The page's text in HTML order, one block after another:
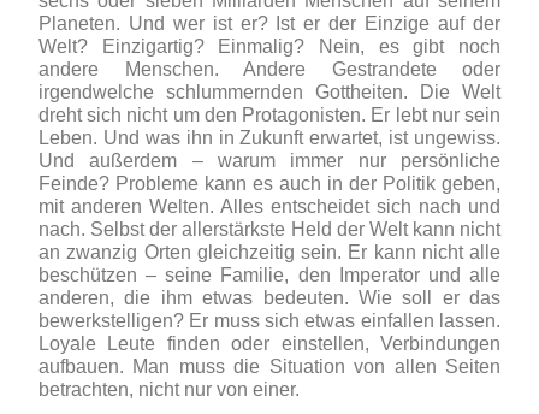
Planeten. Und wer ist er? Ist er der Einzige auf der
Welt? Einzigartig? Einmalig? Nein, es gibt noch
andere Menschen. Andere Gestrandete oder
irgendwelche schlummernden Gottheiten. Die Welt
dreht sich nicht um den Protagonisten. Er lebt nur sein
Leben. Und was ihn in Zukunft erwartet, ist ungewiss.
Und außerdem – warum immer nur persönliche
Feinde? Probleme kann es auch in der Politik geben,
mit anderen Welten. Alles entscheidet sich nach und
nach. Selbst der allerstärkste Held der Welt kann nicht
an zwanzig Orten gleichzeitig sein. Er kann nicht alle
beschützen – seine Familie, den Imperator und alle
anderen, die ihm etwas bedeuten. Wie soll er das
bewerkstelligen? Er muss sich etwas einfallen lassen.
Loyale Leute finden oder einstellen, Verbindungen
aufbauen. Man muss die Situation von allen Seiten
betrachten, nicht nur von einer.